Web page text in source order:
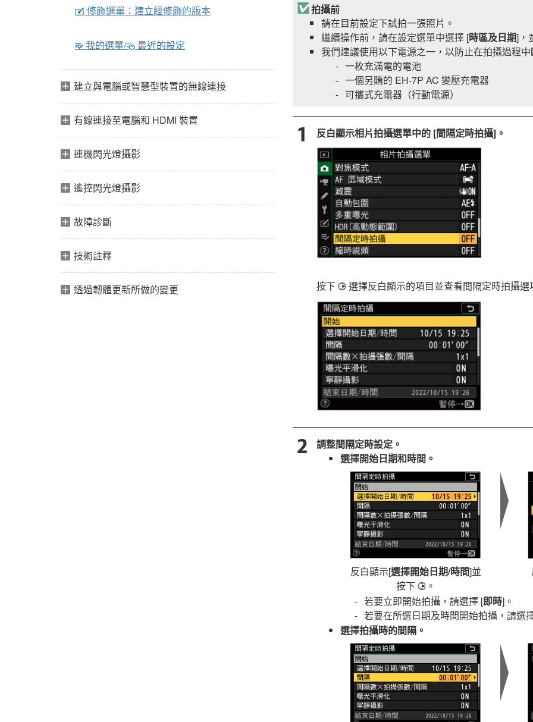
N 修飾選單：建立經修飾的版本
O 我的選單/m 最近的設定
建立與電腦或智慧型裝置的無線連接
有線連接至電腦和 HDMI 裝置
連機閃光燈攝影
遙控閃光燈攝影
故障診斷
技術註釋
透過韌體更新所做的變更
拍攝前
請在目前設定下試拍一張照片。
繼續操作前，請在設定選單中選擇 [時區及日期]，
我們建議使用以下電源之一，以防止在拍攝過程
一枚充滿電的電池
一個另購的 EH-7P AC 變壓充電器
可攜式充電器（行動電源）
反白顯示相片拍攝選單中的 [間隔定時拍攝]。
按下 2 選擇反白顯示的項目並查看間隔定時拍攝選
調整間隔定時設定。
選擇開始日期和時間。
反白顯示[選擇開始日期/時間]並
按下 2。
若要立即開始拍攝，請選擇 [即時]。
若要在所選日期及時間開始拍攝，請選
選擇拍攝時的間隔。